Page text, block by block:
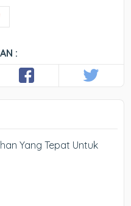
:
Yang Tepat Untuk